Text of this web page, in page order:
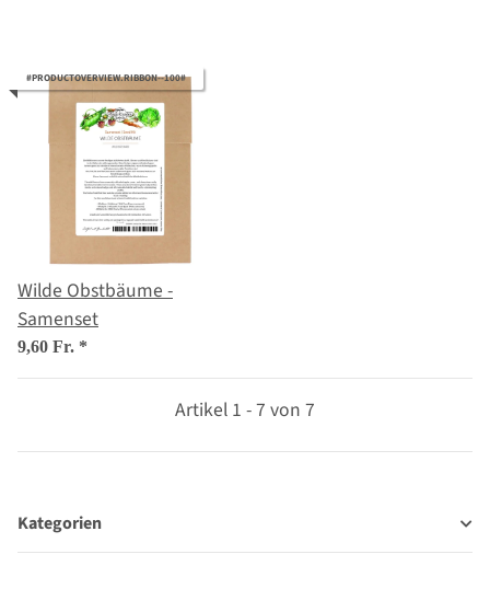
#PRODUCTOVERVIEW.RIBBON--100#
Wilde Obstbäume -
Samenset
9,60 Fr. *
Artikel 1 - 7 von 7
Kategorien